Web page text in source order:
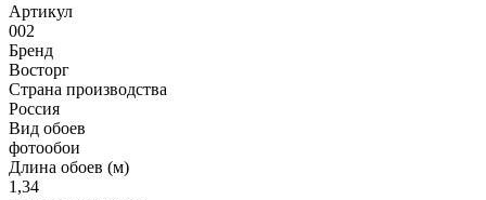
Артикул
002
Бренд
Восторг
Страна производства
Россия
Вид обоев
фотообои
Длина обоев (м)
1,34